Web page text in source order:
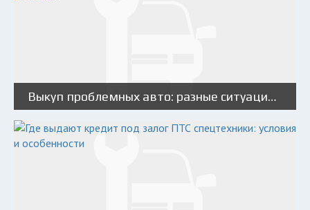
Выкуп проблемных авто: разные ситуации и алгоритм действий